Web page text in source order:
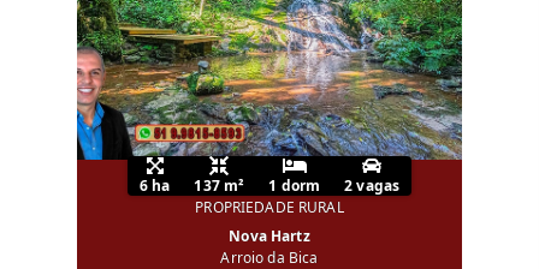
6 ha 137 m² 1 dorm
2 vagas
PROPRIEDADE RURAL
Nova Hartz
Arroio da Bica